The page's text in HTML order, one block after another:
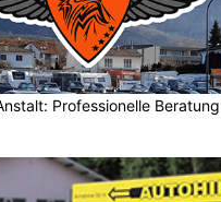
Professionelle